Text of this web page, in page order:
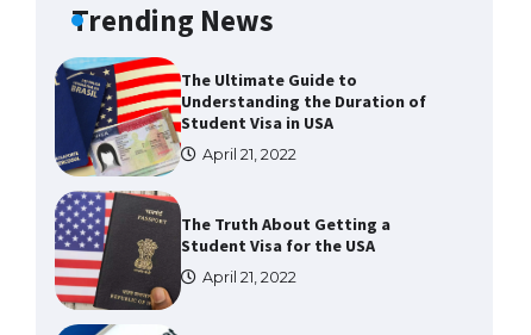
Trending News
April 22, 2022
The Ultimate Guide to
Understanding the Duration of
Student Visa in USA
April 21, 2022
The Truth About Getting a
Student Visa for the USA
April 21, 2022